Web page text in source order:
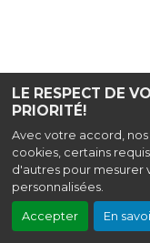
LE RESPECT DE
PRIORITÉ!
Avec votre accord,
cookies, certains
d'autres pour mesurer
personnalisées.
Accepter En